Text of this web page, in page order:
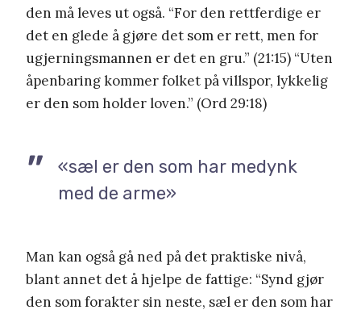
den må leves ut også. “For den rettferdige er
det en glede å gjøre det som er rett, men for
ugjerningsmannen er det en gru.” (21:15) “Uten
åpenbaring kommer folket på villspor, lykkelig
er den som holder loven.” (Ord 29:18)
«sæl er den som har medynk
med de arme»
Man kan også gå ned på det praktiske nivå,
blant annet det å hjelpe de fattige: “Synd gjør
den som forakter sin neste, sæl er den som har